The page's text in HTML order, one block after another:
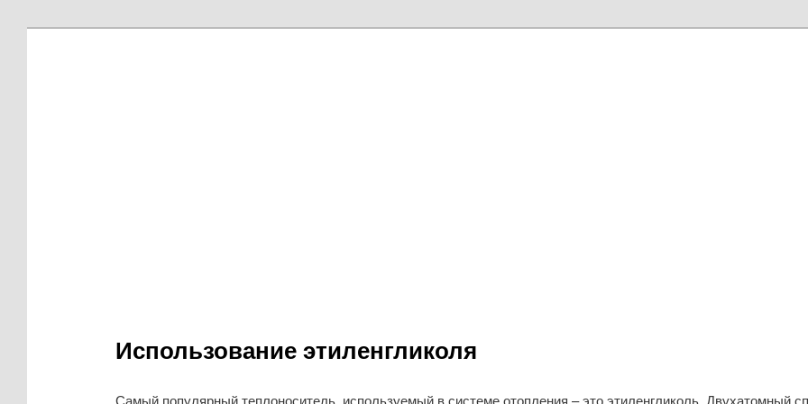
Использование этиленгликоля
Самый популярный теплоноситель, используемый в системе отопления – это этиленгликоль. Двухатомный